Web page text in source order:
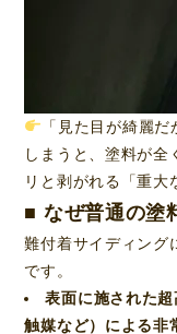
「見た目が綺麗
しまうと、塗料が全
リと剥がれる「重大
■ なぜ普通の塗
難付着サイディング
です。
表面に施された
触媒など）による非